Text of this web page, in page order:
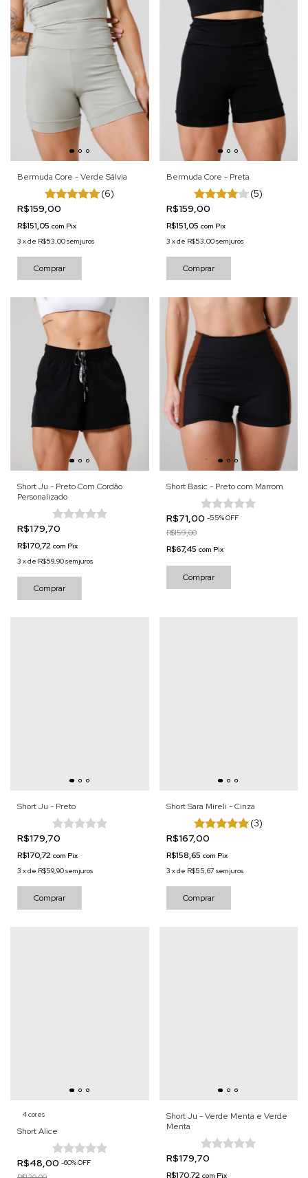
Bermuda Core - Verde Sálvia
(6)
R$159,00
R$151,05 com Pix
3 xde R$53,00sem juros
Comprar
Bermuda Core - Preta
(5)
R$159,00
R$151,05 com Pix
3 xde R$53,00sem juros
Comprar
Short Ju - Preto Com Cordão
Personalizado
R$179,70
R$170,72 com Pix
3 xde R$59,90sem juros
Comprar
Short Basic - Preto com Marrom
R$71,00 -55%OFF
R$159,00
R$67,45 com Pix
Comprar
Short Ju - Preto
R$179,70
R$170,72 com Pix
3 xde R$59,90sem juros
Comprar
Short Sara Mireli - Cinza
(3)
R$167,00
R$158,65 com Pix
3 xde R$55,67 sem juros
Comprar
4 cores
Short Alice
R$48,00 -60%OFF
Short Ju - Verde Menta e Verde
Menta
R$179,70
R$170,72 com Pix